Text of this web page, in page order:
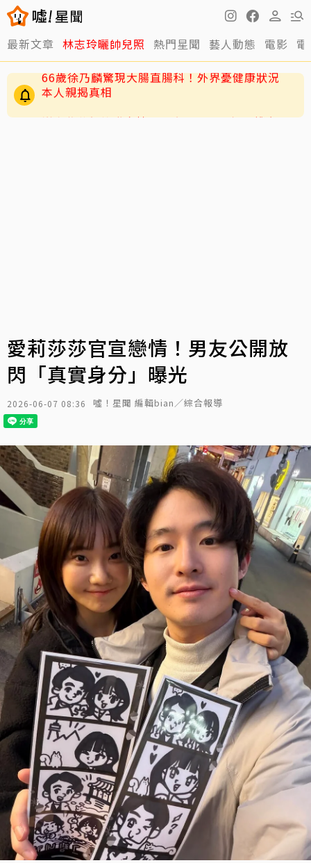
最新文章 林志玲曬帥兒照 熱門星聞 藝人動態 電影
謝金燕父親節發文憶豬哥亮…「原本打一堆字」
卻刪掉
愛莉莎莎官宣戀情！男友公開放
閃「真實身分」曝光
2026-06-07 08:36 噓！星聞 編輯bian／綜合報導